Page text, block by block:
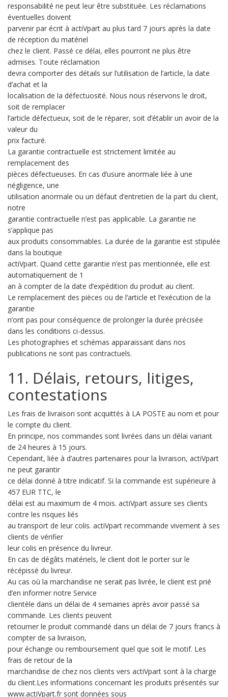
responsabilité ne peut leur être substituée. Les réclamations
éventuelles doivent
parvenir par écrit à actiVpart au plus tard 7 jours après la date
de réception du matériel
chez le client. Passé ce délai, elles pourront ne plus être
admises. Toute réclamation
devra comporter des détails sur l’utilisation de l’article, la date
d’achat et la
localisation de la défectuosité. Nous nous réservons le droit,
soit de remplacer
l’article défectueux, soit de le réparer, soit d’établir un avoir de la
valeur du
prix facturé.
La garantie contractuelle est strictement limitée au
remplacement des
pièces défectueuses. En cas d’usure anormale liée à une
négligence, une
utilisation anormale ou un défaut d’entretien de la part du client,
notre
garantie contractuelle n’est pas applicable. La garantie ne
s’applique pas
aux produits consommables. La durée de la garantie est stipulée
dans la boutique
actiVpart. Quand cette garantie n’est pas mentionnée, elle est
automatiquement de 1
an à compter de la date d’expédition du produit au client.
Le remplacement des pièces ou de l’article et l’exécution de la
garantie
n’ont pas pour conséquence de prolonger la durée précisée
dans les conditions ci-dessus.
Les photographies et schémas apparaissant dans nos
publications ne sont pas contractuels.
11. Délais, retours, litiges,
contestations
Les frais de livraison sont acquittés à LA POSTE au nom et pour
le compte du client.
En principe, nos commandes sont livrées dans un délai variant
de 24 heures à 15 jours.
Cependant, liée à d’autres partenaires pour la livraison, actiVpart
ne peut garantir
ce délai donné à titre indicatif. Si la commande est supérieure à
457 EUR TTC, le
délai est au maximum de 4 mois. actiVpart assure ses clients
contre les risques liés
au transport de leur colis. actiVpart recommande vivement à ses
clients de vérifier
leur colis en présence du livreur.
En cas de dégâts matériels, le client doit le porter sur le
récépissé du livreur.
Au cas où la marchandise ne serait pas livrée, le client est prié
d’en informer notre Service
clientèle dans un délai de 4 semaines après avoir passé sa
commande. Les clients peuvent
retourner le produit commandé dans un délai de 7 jours francs à
compter de sa livraison,
pour échange ou remboursement quel que soit le motif. Les
frais de retour de la
marchandise de chez nos clients vers actiVpart sont à la charge
du client.Les informations concernant les produits présentés sur
www.actiVpart.fr sont données sous